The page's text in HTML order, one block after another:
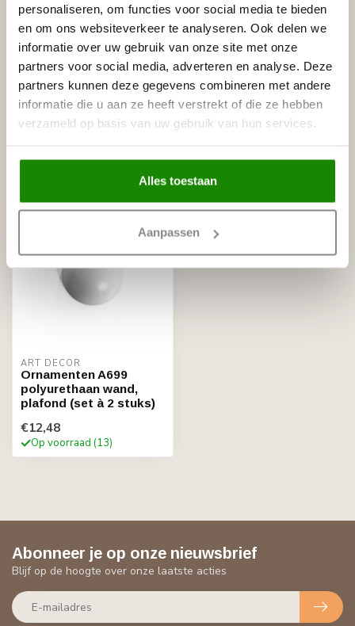
personaliseren, om functies voor social media te bieden
en om ons websiteverkeer te analyseren. Ook delen we
informatie over uw gebruik van onze site met onze
partners voor social media, adverteren en analyse. Deze
partners kunnen deze gegevens combineren met andere
informatie die u aan ze heeft verstrekt of die ze hebben
verzameld op basis van uw gebruik van hun services.
Alles toestaan
Aanpassen
Gerelateerde producten
NMC
NMC Adefix lijmkoker 310 ml
Op voorraad
€8,95
ART DÉCOR
Ornamenten A699
polyurethaan wand,
plafond (set à 2 stuks)
€12,48
Op voorraad (13)
Abonneer je op onze nieuwsbrief
Blijf op de hoogte over onze laatste acties